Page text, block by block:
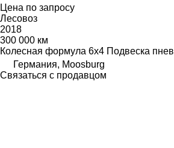
Цена по запросу
Лесовоз
2018
300 000 км
Колесная формула 6x4 Подвеска
Германия, Moosburg
Связаться с продавцом